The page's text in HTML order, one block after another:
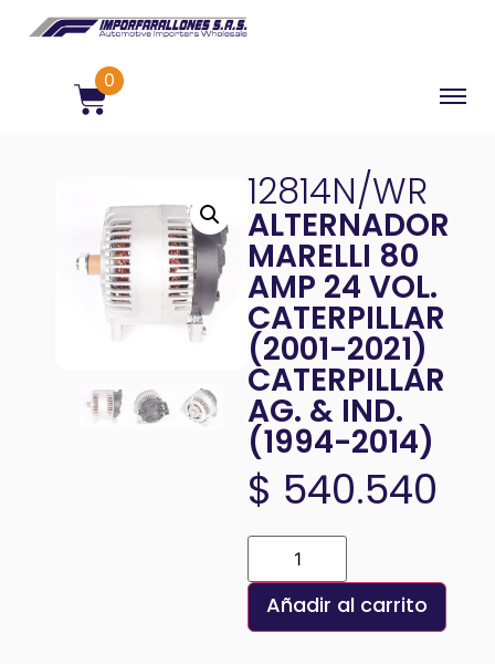
0
12814N/WR
ALTERNADOR
MARELLI 80
AMP 24 VOL.
CATERPILLAR
(2001-2021)
CATERPILLAR
AG. & IND.
(1994-2014)
$ 540.540
Añadir al carrito